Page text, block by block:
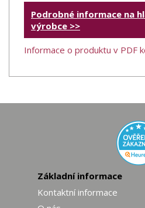
Podrobné informace na
výrobce >>
Informace o produktu v PDF
Základní informace
Kontaktní informace